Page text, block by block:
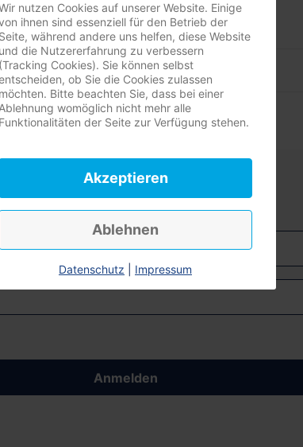
Anmelden
nutzen Cookies auf unserer Website. Einige
ihnen sind essenziell für den Betrieb der
Seite, während andere uns helfen, diese Website
und die Nutzererfahrung zu verbessern
(Tracking Cookies). Sie können selbst
ob Sie die Cookies zulassen
möchten. Bitte beachten Sie, dass bei einer
Ablehnung womöglich nicht mehr alle
Funktionalitäten der Seite zur Verfügung stehen.
Akzeptieren
Ablehnen
Datenschutz Impressum